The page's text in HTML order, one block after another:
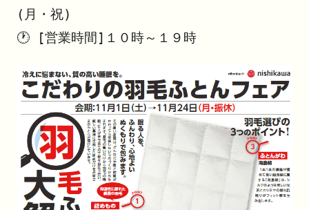
(月・祝)
🕐 [営業時間]１０時～１９時